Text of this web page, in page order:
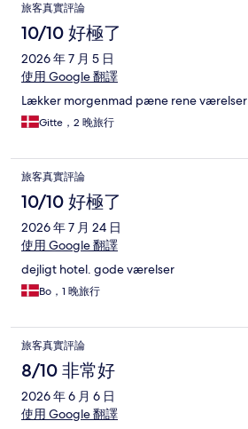
旅客真實評論
10/10 好極了
2026 年 7 月 5 日
使用 Google 翻譯
Lækker morgenmad pæne rene værelser
Gitte，2 晚旅行
旅客真實評論
10/10 好極了
2026 年 7 月 24 日
使用 Google 翻譯
dejligt hotel. gode værelser
Bo，1 晚旅行
旅客真實評論
8/10 非常好
2026 年 6 月 6 日
使用 Google 翻譯